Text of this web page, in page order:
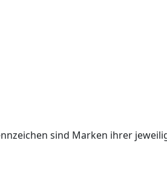
sind Marken ihrer